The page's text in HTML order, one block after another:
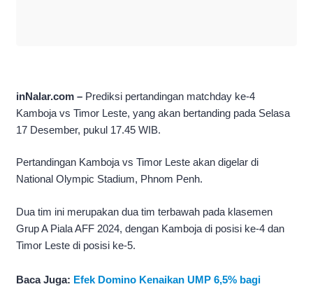
inNalar.com – Prediksi pertandingan matchday ke-4
Kamboja vs Timor Leste, yang akan bertanding pada Selasa
17 Desember, pukul 17.45 WIB.
Pertandingan Kamboja vs Timor Leste akan digelar di
National Olympic Stadium, Phnom Penh.
Dua tim ini merupakan dua tim terbawah pada klasemen
Grup A Piala AFF 2024, dengan Kamboja di posisi ke-4 dan
Timor Leste di posisi ke-5.
Baca Juga: Efek Domino Kenaikan UMP 6,5% bagi